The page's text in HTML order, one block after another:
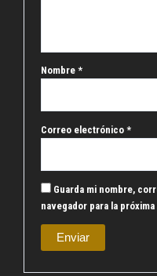
Nombre*
Correo electrónico*
Guarda mi nombre,
navegador para la